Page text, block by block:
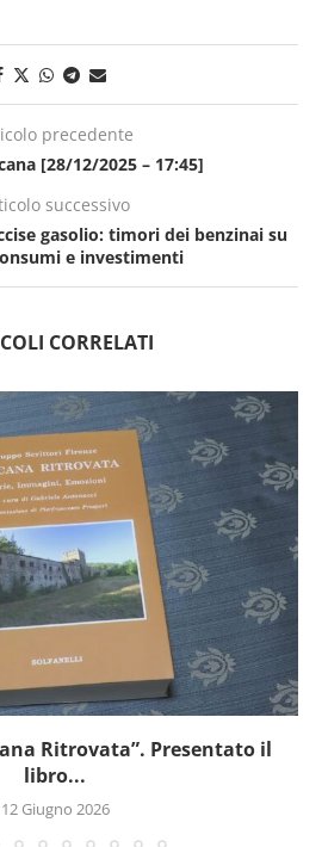
precedente
[28/12/2025 – 17:45]
successivo
gasolio: timori dei benzinai su
e investimenti
CORRELATI
Ritrovata”. Presentato il
libro...
12 Giugno 2026